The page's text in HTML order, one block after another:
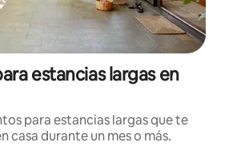
estancias largas en
para estancias largas que te
casa durante un mes o más.